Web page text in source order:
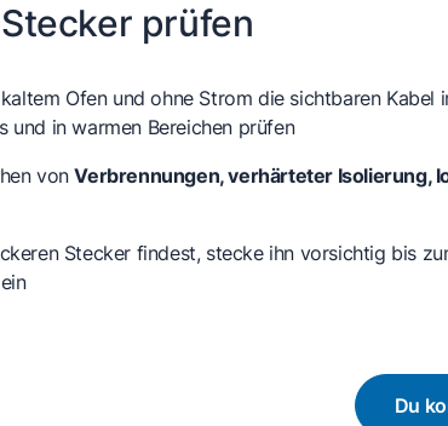
prüfen
Ofen und ohne Strom die sichtbaren Kabel
und in warmen Bereichen prüfen
vonVerbrennungen, verhärteter Isolierung,
Stecker findest, stecke ihn vorsichtig bis
Du